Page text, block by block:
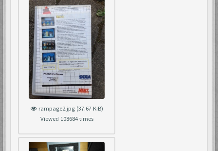
rampage2.jpg (37.67 KiB)
Viewed 108684 times